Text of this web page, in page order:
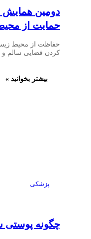
دومین همایش
حمایت از
حفاظت از محیط
كردن فضایی سالم و
بیشتر بخوانید »
پزشکی
چگونه پوستی